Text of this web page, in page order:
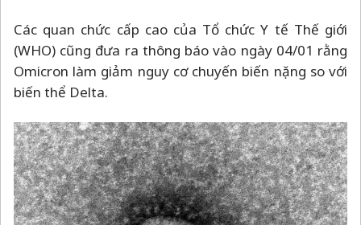
Các quan chức cấp cao của Tổ chức Y tế Thế giới
(WHO) cũng đưa ra thông báo vào ngày 04/01 rằng
Omicron làm giảm nguy cơ chuyến biến nặng so với
biến thể Delta.